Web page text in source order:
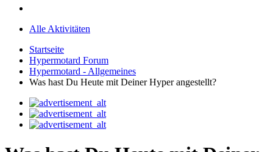
Alle Aktivitäten
Startseite
Hypermotard Forum
Hypermotard - Allgemeines
Was hast Du Heute mit Deiner Hyper angestellt?